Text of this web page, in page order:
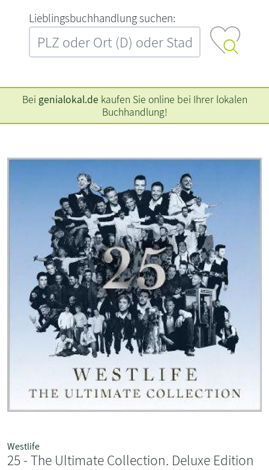
L‍i‍e‍b‍l‍i‍n‍g‍s‍b‍u‍c‍h‍h‍a‍n‍d‍l‍u‍n‍g‍ ‍s‍u‍c‍h‍e‍n‍:‍
Bei genialokal.de kaufen Sie online bei Ihrer lokalen
Buchhandlung!
Westlife
25 - The Ultimate Collection. Deluxe Edition